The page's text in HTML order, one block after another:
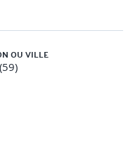
2h)
réglementaires
Globale
OU VILLE